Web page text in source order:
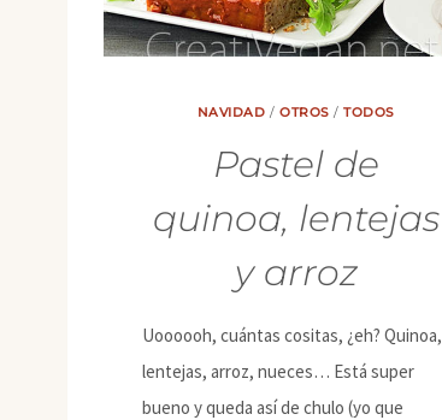
NAVIDAD /OTROS /TODOS
Pastel de
quinoa, lentejas
y arroz
Uoooooh, cuántas cositas, ¿eh? Quinoa,
lentejas, arroz, nueces… Está super
bueno y queda así de chulo (yo que